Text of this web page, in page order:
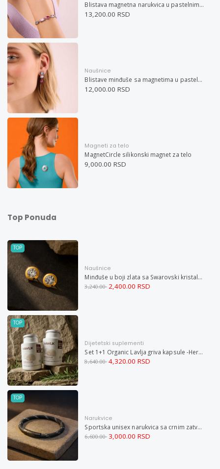
Blistava magnetna narukvica u pastelnim bojama
13,200.00 RSD
Naušnice
Blistave minđuše sa magnetima u pastelnim bojama
12,000.00 RSD
Magneti za telo
MagnetCircle silikonski magnet za telo
9,000.00 RSD
Top Ponuda
TOP
Naušnice
Minđuše u boji zlata sa Swarovski kristalom i magnetom
3,240.00 2,400.00 RSD
TOP
Dijetetski suplementi
Set 1+1 Organic Lavlja griva kapsule -Hericium ekstrakt 60
8,640.00 4,320.00 RSD
TOP
Narukvice
Sportska unisex narukvica sa crnim zatvaračem od nerđajućeg čelika i magnetom M
6,600.00 3,000.00 RSD